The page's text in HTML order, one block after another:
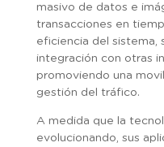
masivo de datos e
transacciones en
eficiencia del sistema,
integración con otras
promoviendo una
gestión del tráfico.
A medida que la
evolucionando, sus